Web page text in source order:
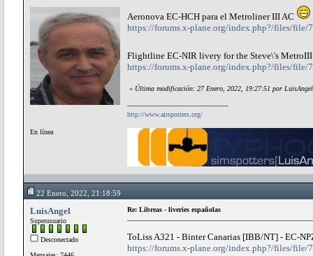
En línea
Aeronova EC-HCH para el Metroliner III AC
https://forums.x-plane.org/index.php?/files/file/
Flightline EC-NIR livery for the Steve\'s
https://forums.x-plane.org/index.php?/files/
« Última modificación: 27 Enero, 2022, 19:27:51 por LuisAngel
http://www.airspotters.org/
22 Enero, 2022, 21:18:59
LuisAngel
Superusuario
Desconectado
Re: Libreas - liveries españolas
ToLiss A321 - Binter Canarias [IBB/NT] - EC-
https://forums.x-plane.org/index.php?/files/file/